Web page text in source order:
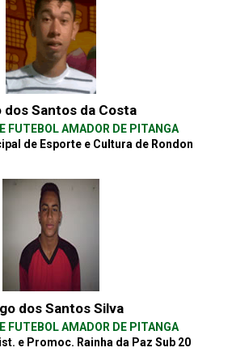
dos Santos da Costa
FUTEBOL AMADOR DE PITANGA
de Esporte e Cultura de Rondon
dos Santos Silva
FUTEBOL AMADOR DE PITANGA
e Promoc. Rainha da Paz Sub 20